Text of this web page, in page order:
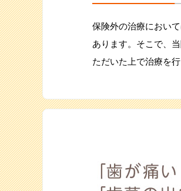
保険外の治療におい
あります。そこで、
ただいた上で治療を